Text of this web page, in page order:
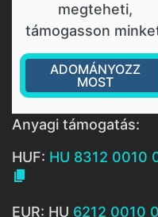
megteheti,
támogasson
ADOMÁNYOZZ
MOST
Anyagi támogatás:
HUF: HU 8312 0010

EUR: HU 6212 0010